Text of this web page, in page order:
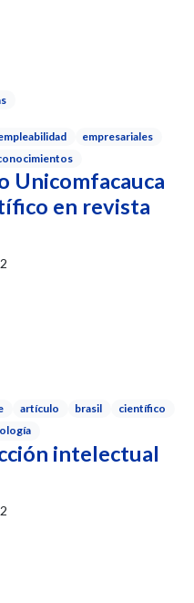
a practicantes
empresariales
Unicomfacauca
en revista
Unicomfacauca
artículo brasil
científico
intelectual
intelectual 2022